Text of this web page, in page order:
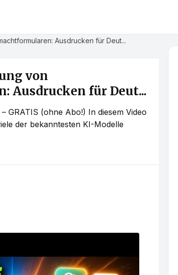
Ausdrucken für Deut...
von
Ausdrucken für Deut...
GRATIS (ohne Abo!) In diesem Video
der bekanntesten KI-Modelle